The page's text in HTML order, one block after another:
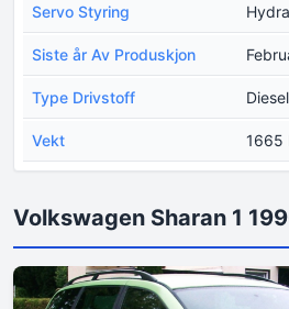
Servo Styring
Siste år Av Produskjon
Type Drivstoff Diesel
Vekt 1665
Volkswagen Sharan 1